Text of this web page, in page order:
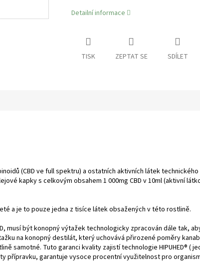
Detailní informace
TISK ZEPTAT SE SDÍLET
(CBD ve full spektru) a ostatních aktivních látek
kapky s celkovým obsahem 1 000mg CBD v 10ml (aktivní
a je to pouze jedna z tisíce látek obsažených v této rostlině.
musí být konopný výtažek technologicky zpracován dále tak,
na konopný destilát, který uchovává přirozené poměry
samotné. Tuto garanci kvality zajistí technologie HIPUHED® (
přípravku, garantuje vysoce procentní využitelnost pro